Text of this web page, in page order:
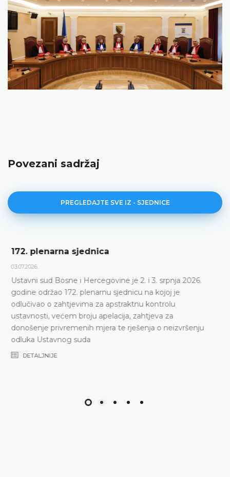
Povezani sadržaj
PREGLEDAJTE SVE IZ - SJEDNICE
Dnevni red 172. plenarne sjednice
23.06.2026.
Ustavni sud Bosne i Hercegovine održat će 172.
plenarnu sjednicu 2. i 3. srpnja 2026. godine
DETALJNIJE